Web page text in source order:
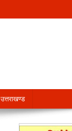
उत्तराखण्ड